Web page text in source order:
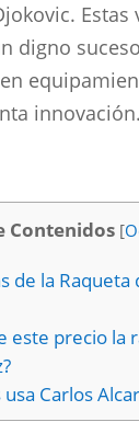
Estas
digno
innovación.
Contenidos [
de la Raqueta
este precio la
Carlos